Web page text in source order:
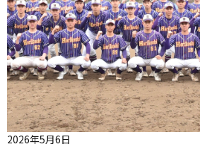
2026年5月6日